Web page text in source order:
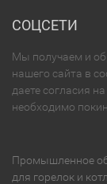
СОЦСЕТИ
Мы получаем и
нашего сайта в
даете согласия
необходимо
Промышленное
для горелок и